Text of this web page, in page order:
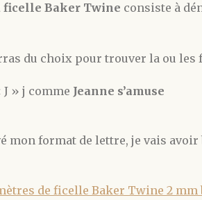
ficelle Baker Twine consiste à
du choix pour trouver la ou
» j comme Jeanne s’amuse
mon format de lettre, je vais
de ficelle Baker Twine 2